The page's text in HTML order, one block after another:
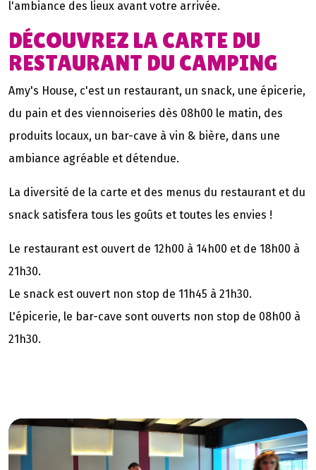
l'ambiance des lieux avant votre arrivée.
DÉCOUVREZ LA CARTE DU
RESTAURANT DU CAMPING
Amy's House, c'est un restaurant, un snack, une épicerie,
du pain et des viennoiseries dès 08h00 le matin, des
produits locaux, un bar-cave à vin & bière, dans une
ambiance agréable et détendue.
La diversité de la carte et des menus du restaurant et du
snack satisfera tous les goûts et toutes les envies !
Le restaurant est ouvert de 12h00 à 14h00 et de 18h00 à
21h30.
Le snack est ouvert non stop de 11h45 à 21h30.
L'épicerie, le bar-cave sont ouverts non stop de 08h00 à
21h30.